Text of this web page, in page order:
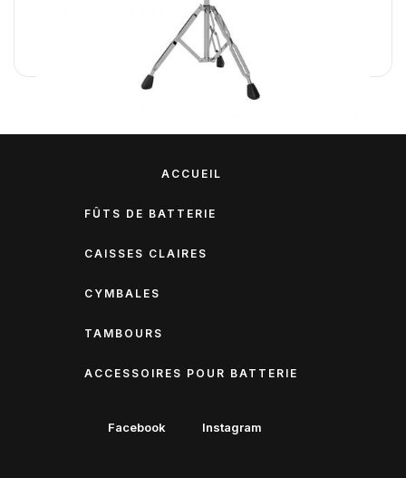
PIED DE CYMBALE SÉRIE 300
ACCUEIL
FÛTS DE BATTERIE
CAISSES CLAIRES
CYMBALES
TAMBOURS
ACCESSOIRES POUR BATTERIE
Facebook Instagram